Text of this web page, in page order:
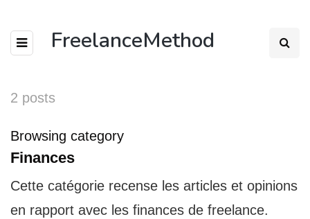
FreelanceMethod
2 posts
Browsing category
Finances
Cette catégorie recense les articles et opinions
en rapport avec les finances de freelance.